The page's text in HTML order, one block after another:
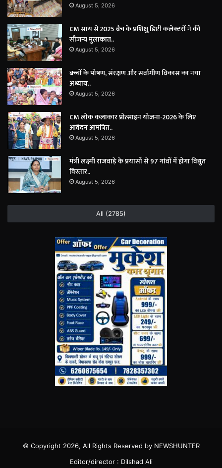
August 5, 2026
CM साय से 2025 बैच के प्रशिक्षु डिप्टी कलेक्टरों ने की
सौजन्य मुलाकात..
August 5, 2026
बच्चों के पोषण, संरक्षण और सर्वांगीण विकास का नया
अध्याय..
August 5, 2026
CM लोक कलाकार प्रोत्साहन योजना-2026 के लिए
आवेदन आमंत्रित..
August 5, 2026
मंत्री लक्ष्मी राजवाड़े के प्रयासों से 97 गांवों में होगा विद्युत
विस्तार..
August 5, 2026
All (2785)
© Copyright 2026, All Rights Reserved by NEWSHUNTER
Editor/director : Dilshad Ali